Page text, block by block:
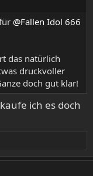
@Fallen Idol 666
das natürlich
druckvoller
doch gut klar!
ich es doch